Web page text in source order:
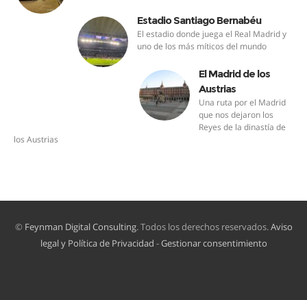
Estadio Santiago Bernabéu
El estadio donde juega el Real Madrid y
uno de los más míticos del mundo
El Madrid de los
Austrias
Una ruta por el Madrid
que nos dejaron los
Reyes de la dinastía de
los Austrias
© Feynman Digital Consulting. Todos los derechos reservados.Aviso
legal y Política de Privacidad -Gestionar consentimiento